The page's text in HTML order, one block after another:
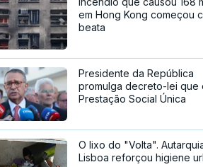
em Hong Kong começou
beata
Presidente da República
promulga decreto-lei que
Prestação Social Única
O lixo do "Volta".
Lisboa reforçou higiene